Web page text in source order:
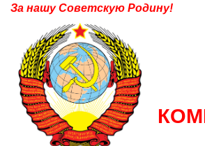
За нашу Советскую Родину!